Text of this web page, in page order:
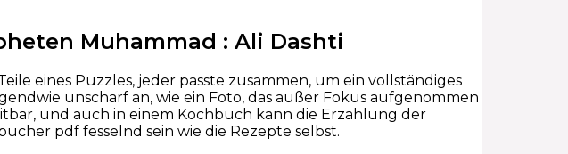
Muhammad : Ali Dashti
eines Puzzles, jeder passte zusammen, um ein vollständiges
unscharf an, wie ein Foto, das außer Fokus aufgenommen
und auch in einem Kochbuch kann die Erzählung der
pdf fesselnd sein wie die Rezepte selbst.